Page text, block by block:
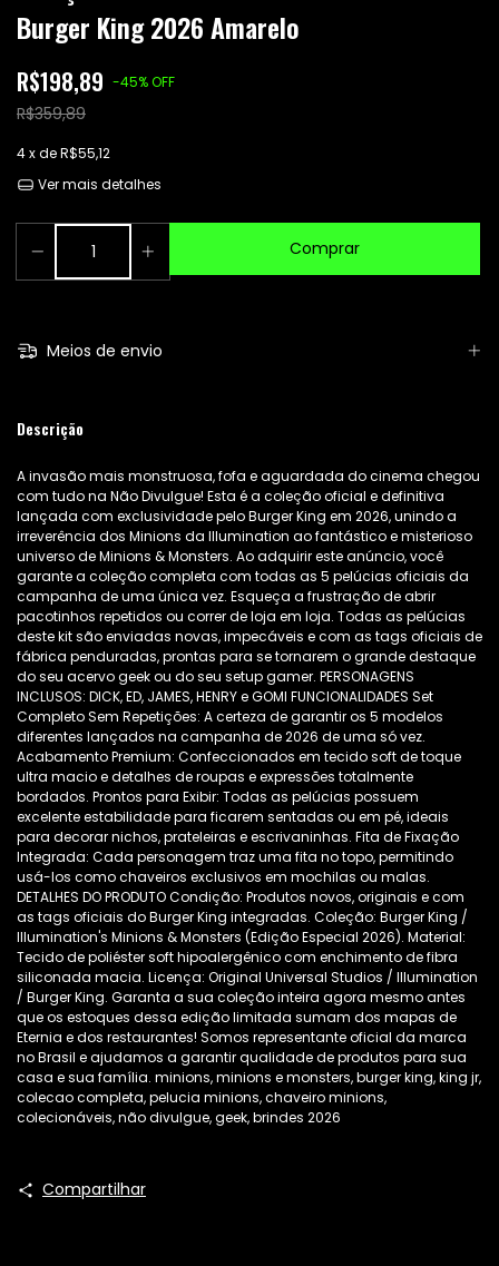
Burger King 2026 Amarelo
R$198,89 -45%OFF
R$359,89
4x deR$55,12
Ver mais detalhes
Meios de envio
Descrição
A invasão mais monstruosa, fofa e aguardada do cinema chegou
com tudo na Não Divulgue! Esta é a coleção oficial e definitiva
lançada com exclusividade pelo Burger King em 2026, unindo a
irreverência dos Minions da Illumination ao fantástico e misterioso
universo de Minions & Monsters. Ao adquirir este anúncio, você
garante a coleção completa com todas as 5 pelúcias oficiais da
campanha de uma única vez. Esqueça a frustração de abrir
pacotinhos repetidos ou correr de loja em loja. Todas as pelúcias
deste kit são enviadas novas, impecáveis e com as tags oficiais de
fábrica penduradas, prontas para se tornarem o grande destaque
do seu acervo geek ou do seu setup gamer. PERSONAGENS
INCLUSOS: DICK, ED, JAMES, HENRY e GOMI FUNCIONALIDADES Set
Completo Sem Repetições: A certeza de garantir os 5 modelos
diferentes lançados na campanha de 2026 de uma só vez.
Acabamento Premium: Confeccionados em tecido soft de toque
ultra macio e detalhes de roupas e expressões totalmente
bordados. Prontos para Exibir: Todas as pelúcias possuem
excelente estabilidade para ficarem sentadas ou em pé, ideais
para decorar nichos, prateleiras e escrivaninhas. Fita de Fixação
Integrada: Cada personagem traz uma fita no topo, permitindo
usá-los como chaveiros exclusivos em mochilas ou malas.
DETALHES DO PRODUTO Condição: Produtos novos, originais e com
as tags oficiais do Burger King integradas. Coleção: Burger King /
Illumination's Minions & Monsters (Edição Especial 2026). Material:
Tecido de poliéster soft hipoalergênico com enchimento de fibra
siliconada macia. Licença: Original Universal Studios / Illumination
/ Burger King. Garanta a sua coleção inteira agora mesmo antes
que os estoques dessa edição limitada sumam dos mapas de
Eternia e dos restaurantes! Somos representante oficial da marca
no Brasil e ajudamos a garantir qualidade de produtos para sua
casa e sua família. minions, minions e monsters, burger king, king jr,
colecao completa, pelucia minions, chaveiro minions,
colecionáveis, não divulgue, geek, brindes 2026
Compartilhar